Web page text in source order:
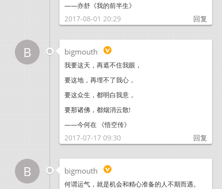
——亦舒《我的前半生》
2017-08-01 20:29 回复
B bigmouth
我要这天，再遮不住我眼，
要这地，再埋不了我心，
要这众生，都明白我意，
要那诸佛，都烟消云散!
——今何在 《悟空传》
2017-07-17 09:30 回复
B bigmouth
何谓运气，就是机会和精心准备的人不期而遇。